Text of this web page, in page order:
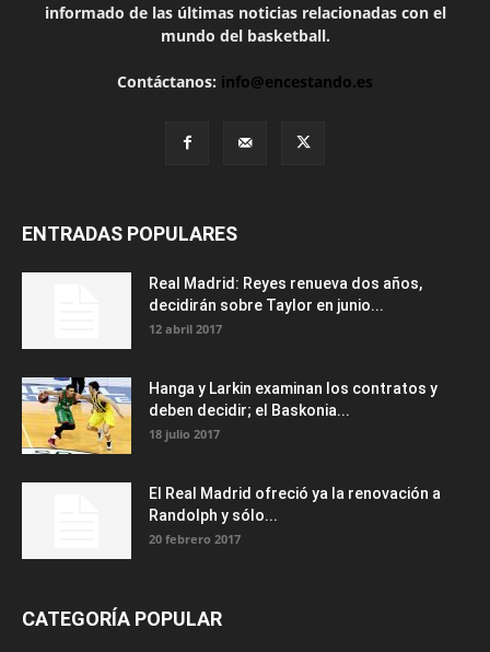
informado de las últimas noticias relacionadas con el
mundo del basketball.
Contáctanos: info@encestando.es
ENTRADAS POPULARES
Real Madrid: Reyes renueva dos años,
decidirán sobre Taylor en junio...
12 abril 2017
Hanga y Larkin examinan los contratos y
deben decidir; el Baskonia...
18 julio 2017
El Real Madrid ofreció ya la renovación a
Randolph y sólo...
20 febrero 2017
CATEGORÍA POPULAR